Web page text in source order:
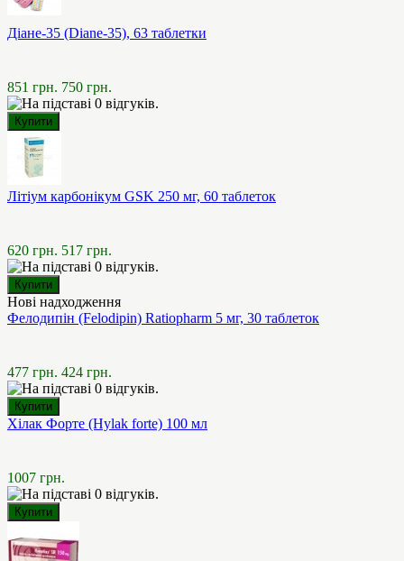
Діане-35 (Diane-35), 63 таблетки
851 грн. 750 грн.
Літіум карбонікум GSK 250 мг, 60 таблеток
620 грн. 517 грн.
Нові надходження
Фелодипін (Felodipin) Ratiopharm 5 мг, 30 таблеток
477 грн. 424 грн.
Хілак Форте (Hylak forte) 100 мл
1007 грн.